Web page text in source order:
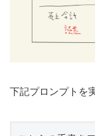
下記プロンプトを